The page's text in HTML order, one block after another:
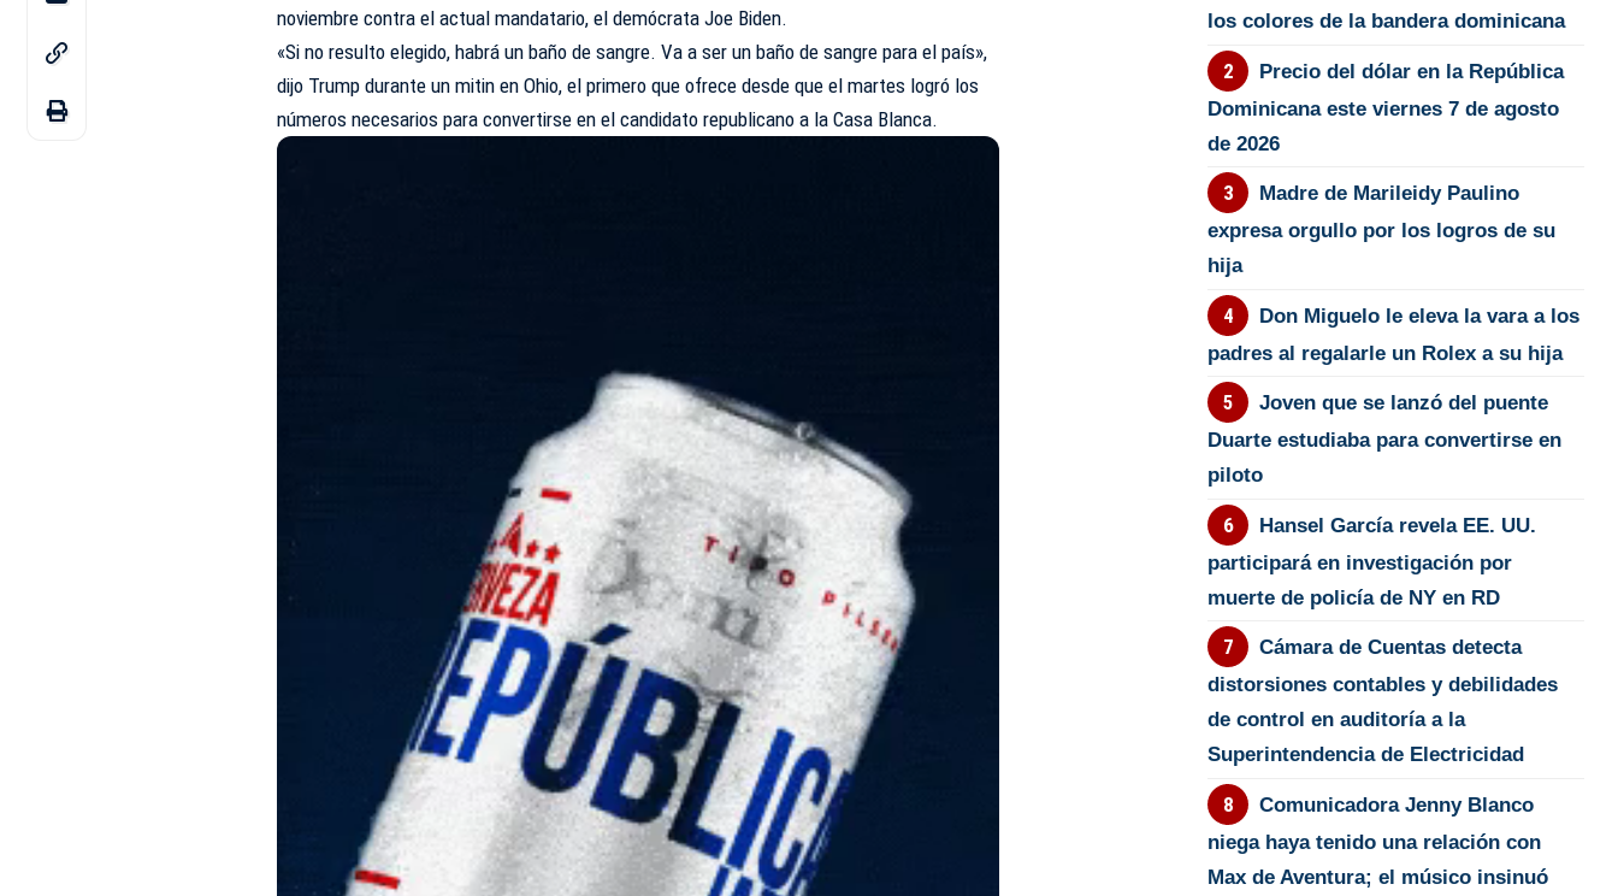
noviembre contra el actual mandatario, el demócrata Joe Biden.
«Si no resulto elegido, habrá un baño de sangre. Va a ser un baño de sangre para el país»,
dijo Trump durante un mitin en Ohio, el primero que ofrece desde que el martes logró los
números necesarios para convertirse en el candidato republicano a la Casa Blanca.
los colores de la bandera dominicana
Precio del dólar en la República
Dominicana este viernes 7 de agosto
de 2026
Madre de Marileidy Paulino
expresa orgullo por los logros de su
hija
Don Miguelo le eleva la vara a los
padres al regalarle un Rolex a su hija
Joven que se lanzó del puente
Duarte estudiaba para convertirse en
piloto
Hansel García revela EE. UU.
participará en investigación por
muerte de policía de NY en RD
Cámara de Cuentas detecta
distorsiones contables y debilidades
de control en auditoría a la
Superintendencia de Electricidad
Comunicadora Jenny Blanco
niega haya tenido una relación con
Max de Aventura; el músico insinuó